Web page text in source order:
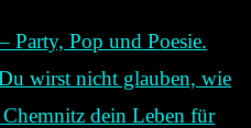
Party, Pop und Poesie.
wirst nicht glauben, wie
dein Leben für